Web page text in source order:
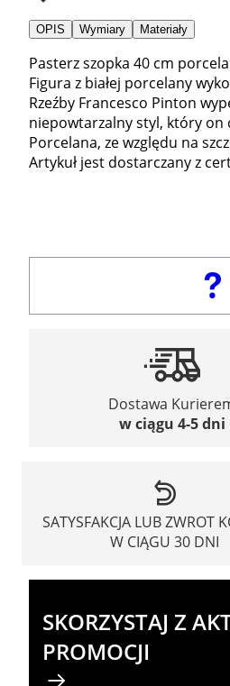
OPIS Wymiary Materiały
Pasterz szopka 40 cm
Figura z białej porcelany
Rzeźby Francesco Pinton
niepowtarzalny styl, który on
Porcelana, ze względu na
Artykuł jest dostarczany z
Dostawa
w ciągu 4-5 dni
SATYSFAKCJA LUB ZWROT
W CIĄGU 30 DNI
SKORZYSTAJ Z
PROMOCJI